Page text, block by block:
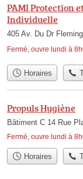
PAMI Protection
Individuelle
405 Av. Du Dr
Fermé, ouvre lundi à
Horaires
Propuls Hygiène
Bâtiment C 14 Rue
Fermé, ouvre lundi à
Horaires